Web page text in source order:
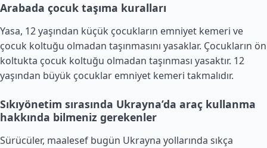
Arabada çocuk taşıma kuralları
Yasa, 12 yaşından küçük çocukların emniyet kemeri ve
çocuk koltuğu olmadan taşınmasını yasaklar. Çocukların ön
koltukta çocuk koltuğu olmadan taşınması yasaktır. 12
yaşından büyük çocuklar emniyet kemeri takmalıdır.
Sıkıyönetim sırasında Ukrayna’da araç kullanma
hakkında bilmeniz gerekenler
Sürücüler, maalesef bugün Ukrayna yollarında sıkça